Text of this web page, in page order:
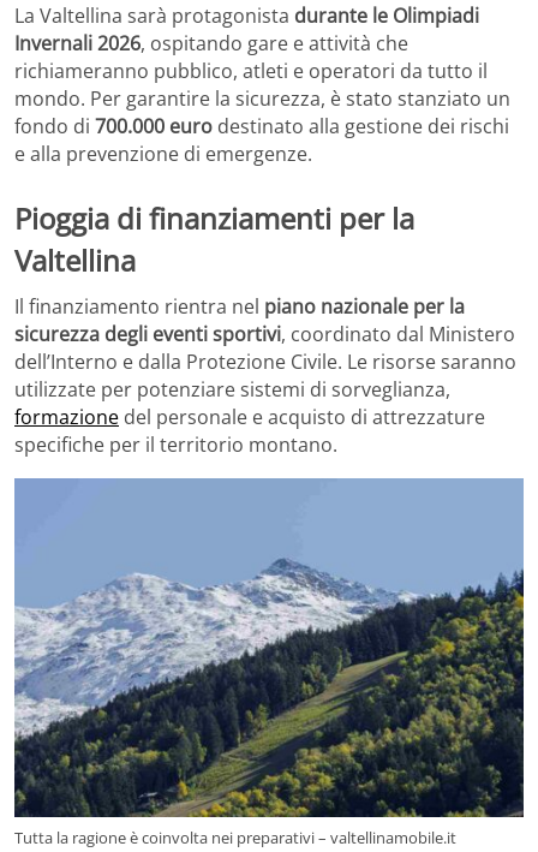
La Valtellina sarà protagonista durante le Olimpiadi
Invernali 2026, ospitando gare e attività che
richiameranno pubblico, atleti e operatori da tutto il
mondo. Per garantire la sicurezza, è stato stanziato un
fondo di 700.000 euro destinato alla gestione dei rischi
e alla prevenzione di emergenze.
Pioggia di finanziamenti per la
Valtellina
Il finanziamento rientra nel piano nazionale per la
sicurezza degli eventi sportivi, coordinato dal Ministero
dell’Interno e dalla Protezione Civile. Le risorse saranno
utilizzate per potenziare sistemi di sorveglianza,
formazione del personale e acquisto di attrezzature
specifiche per il territorio montano.
Tutta la ragione è coinvolta nei preparativi – valtellinamobile.it